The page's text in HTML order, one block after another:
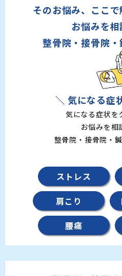
そのお悩み、ここで
お悩みを
整骨院・接骨院
＼ 気になる
気になる症状を
お悩みを相
整骨院・接骨院・
ストレス
肩こり
腰痛